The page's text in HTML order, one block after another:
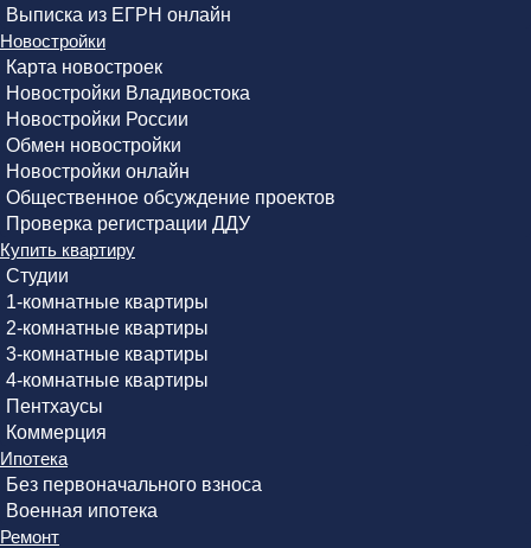
Выписка из ЕГРН онлайн
Новостройки
Карта новостроек
Новостройки Владивостока
Новостройки России
Обмен новостройки
Новостройки онлайн
Общественное обсуждение проектов
Проверка регистрации ДДУ
Купить квартиру
Студии
1-комнатные квартиры
2-комнатные квартиры
3-комнатные квартиры
4-комнатные квартиры
Пентхаусы
Коммерция
Ипотека
Без первоначального взноса
Военная ипотека
Ремонт